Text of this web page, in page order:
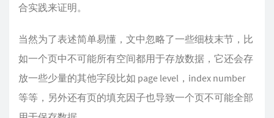
合实践来证明。
当然为了表述简单易懂，文中忽略了一些细枝末节，比
如一个页中不可能所有空间都用于存放数据，它还会存
放一些少量的其他字段比如 page level，index number
等等，另外还有页的填充因子也导致一个页不可能全部